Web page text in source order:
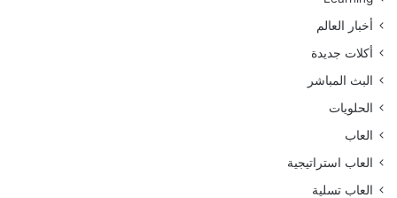
أخبار العالم
أكلات جديدة
البث المباشر
الحلويات
العاب
العاب استراتيجية
العاب تسلية